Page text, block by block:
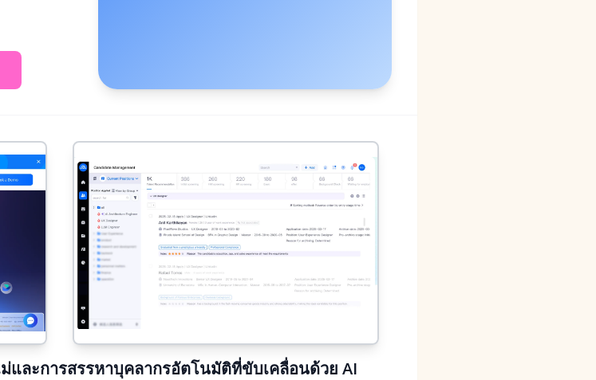
ม่และการสรรหาบุคลากรอัตโนมัติที่ขับเคลื่อนด้วย AI